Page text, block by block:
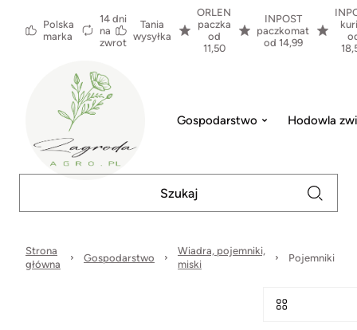
Polska
marka
14 dni
na
zwrot
Tania
wysyłka
ORLEN
paczka
od
11,50
INPOST
paczkomat
od 14,99
Gospodarstwo Hodowla
Strona
główna
Gospodarstwo
Wiadra, pojemniki,
miski
Pojemniki